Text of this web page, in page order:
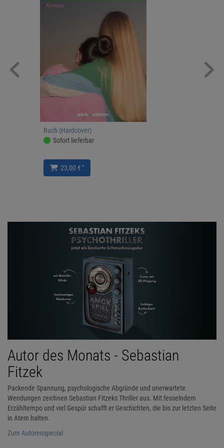
Buch (Hardcover)
Sofort lieferbar
23,00 € *
Autor des Monats - Sebastian
Fitzek
Packende Spannung, psychologische Abgründe und unerwartete
Wendungen zeichnen Sebastian Fitzeks Thriller aus. Mit fesselndem
Erzähltempo und viel Gespür schafft er Geschichten, die bis zur letzten Seite
in Atem halten.
Zum Autorenspecial